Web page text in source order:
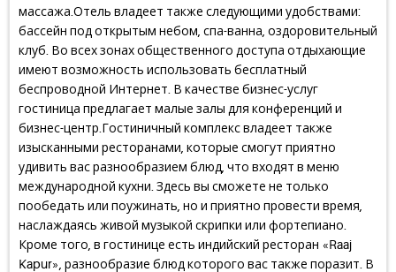
массажа.Отель владеет также следующими удобствами:
бассейн под открытым небом, спа-ванна, оздоровительный
клуб. Во всех зонах общественного доступа отдыхающие
имеют возможность использовать бесплатный
беспроводной Интернет. В качестве бизнес-услуг
гостиница предлагает малые залы для конференций и
бизнес-центр.Гостиничный комплекс владеет также
изысканными ресторанами, которые смогут приятно
удивить вас разнообразием блюд, что входят в меню
международной кухни. Здесь вы сможете не только
пообедать или поужинать, но и приятно провести время,
наслаждаясь живой музыкой скрипки или фортепиано.
Кроме того, в гостинице есть индийский ресторан «Raaj
Kapur», разнообразие блюд которого вас также поразит. В